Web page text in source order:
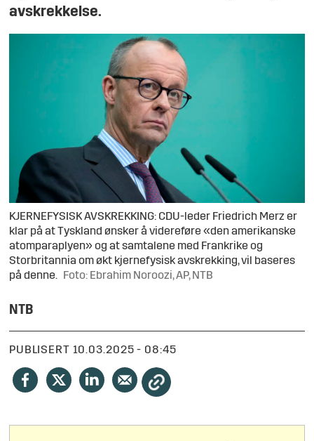
avskrekkelse.
KJERNEFYSISK AVSKREKKING: CDU-leder Friedrich Merz er
klar på at Tyskland ønsker å videreføre «den amerikanske
atomparaplyen» og at samtalene med Frankrike og
Storbritannia om økt kjernefysisk avskrekking, vil baseres
på denne.
Foto: Ebrahim Noroozi, AP, NTB
NTB
PUBLISERT 10.03.2025 - 08:45